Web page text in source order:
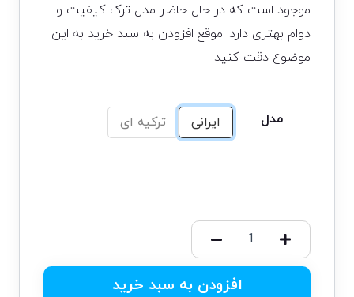
موجود است که در حال حاضر مدل ترک کیفیت و
دوام بهتری دارد. موقع افزودن به سبد خرید به این
موضوع دقت کنید.
مدل ایرانی ترکیه ای
افزودن به سبد خرید